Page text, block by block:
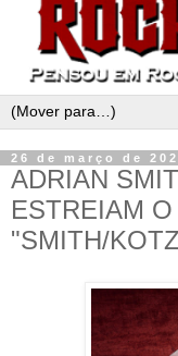
26 de março de
ADRIAN
ESTREIAM
"SMITH/